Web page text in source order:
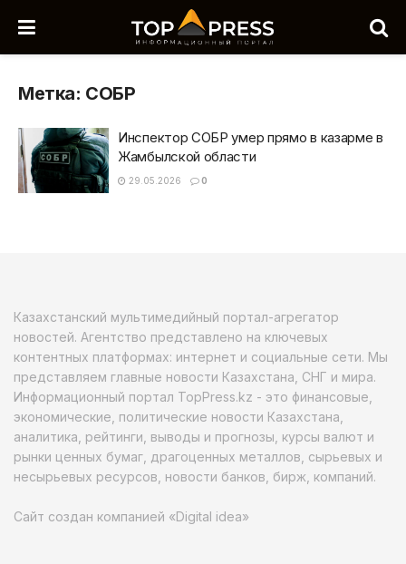
Метка: СОБР
Инспектор СОБР умер прямо в казарме в
Жамбылской области
29.05.2026 0
Казахстанский мультимедийный портал-агрегатор
новостей. Агентство представлено на ключевых
контентных платформах: интернет и социальные сети. Мы
представляем главные новости Казахстана, СНГ и мира.
Информационный портал TopPress.kz - это финансовые,
экономические, политические новости Казахстана,
аналитика, рейтинги, выводы и прогнозы, курсы валют и
рынки ценных бумаг, драгоценных металлов, сырьевых и
несырьевых ресурсов, новости банков, бирж, компаний.
Сайт создан компанией «Digital idea»